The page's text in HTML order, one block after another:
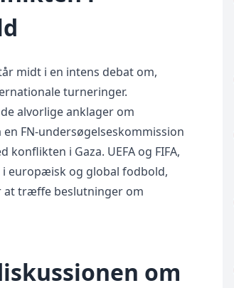
midt i en intens debat om,
turneringer.
alvorlige anklager om
FN-undersøgelseskommission
i Gaza. UEFA og FIFA,
europæisk og global fodbold,
at træffe beslutninger om
om